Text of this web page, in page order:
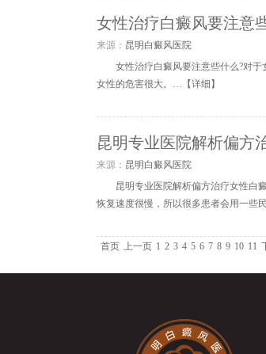
女性治疗白癜风要注意
来源： 昆明白癜风医院
女性治疗白癜风要注意些什么?对
女性的危害很大。…【详细 】
昆明专业医院解析偏方
来源： 昆明白癜风医院
昆明专业医院解析偏方治疗女性白
恢复速度很慢，所以很多患者会用一些
首页 上一页 1 2 3 4 5 6 7 8 9 10 11